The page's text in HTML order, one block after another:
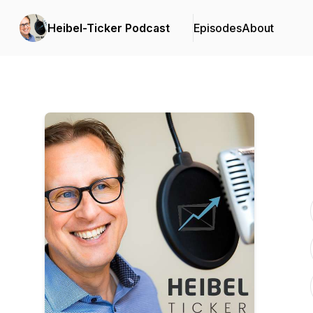
Heibel-Ticker Podcast EpisodesAbout